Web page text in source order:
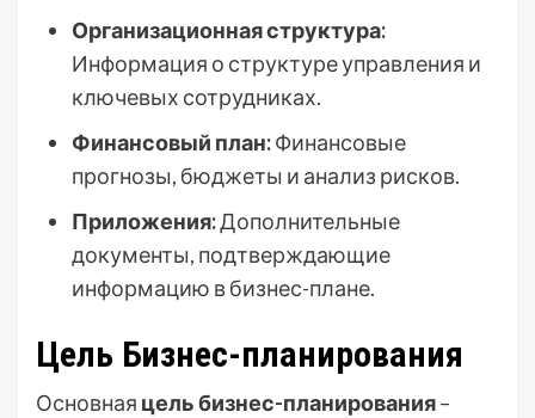
Организационная структура:
Информация о структуре управления и
ключевых сотрудниках.
Финансовый план:Финансовые
прогнозы, бюджеты и анализ рисков.
Приложения:Дополнительные
документы, подтверждающие
информацию в бизнес-плане.
Цель Бизнес-планирования
Основная цель бизнес-планирования–